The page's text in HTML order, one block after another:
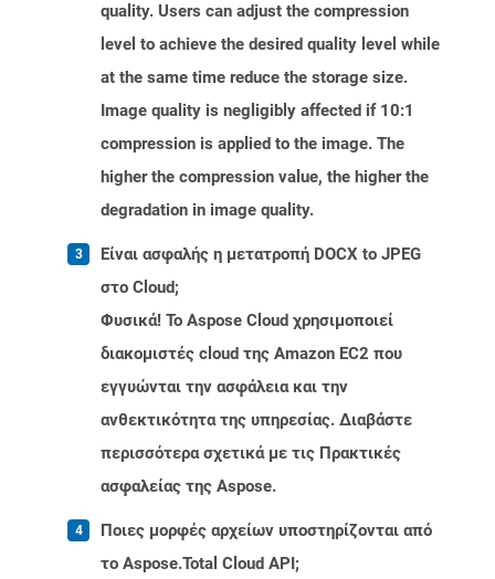
quality. Users can adjust the compression
level to achieve the desired quality level while
at the same time reduce the storage size.
Image quality is negligibly affected if 10:1
compression is applied to the image. The
higher the compression value, the higher the
degradation in image quality.
Είναι ασφαλής η μετατροπή DOCX to JPEG
στο Cloud;
Φυσικά! Το Aspose Cloud χρησιμοποιεί
διακομιστές cloud της Amazon EC2 που
εγγυώνται την ασφάλεια και την
ανθεκτικότητα της υπηρεσίας. Διαβάστε
περισσότερα σχετικά με τις Πρακτικές
ασφαλείας της Aspose.
Ποιες μορφές αρχείων υποστηρίζονται από
το Aspose.Total Cloud API;